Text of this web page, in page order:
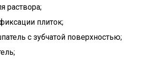
раствора;
плиток;
с зубчатой поверхностью;